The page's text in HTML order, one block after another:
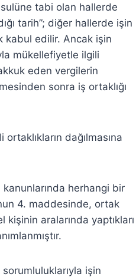
tabi olan hallerde
tarih”; diğer hallerde işin
kabul edilir. Ancak işin
mükellefiyetle ilgili
eden vergilerin
sonra iş ortaklığı
dağılmasına
herhangi bir
4. maddesinde, ortak
aralarında yaptıkları
işin